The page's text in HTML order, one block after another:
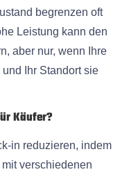
begrenzen oft
Leistung kann den
aber nur, wenn Ihre
Ihr Standort sie
Käufer?
in reduzieren, indem
verschiedenen